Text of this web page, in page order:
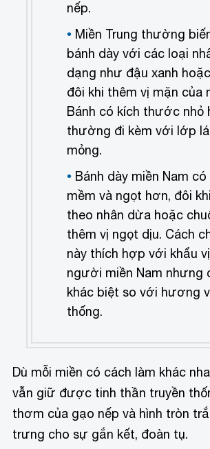
nếp.
Miền Trung thường
bánh dày với các loại
dạng như đậu xanh
đôi khi thêm vị mặn của
Bánh có kích thước nhỏ
thường đi kèm với lớp
mỏng.
Bánh dày miền Nam có
mềm và ngọt hơn, đôi
theo nhân dừa hoặc
thêm vị ngọt dịu. Cách
này thích hợp với khẩu
người miền Nam nhưng
khác biệt so với hương
thống.
Dù mỗi miền có cách làm khác
vẫn giữ được tinh thần truyền
thơm của gạo nếp và hình tròn
trưng cho sự gắn kết, đoàn tụ.